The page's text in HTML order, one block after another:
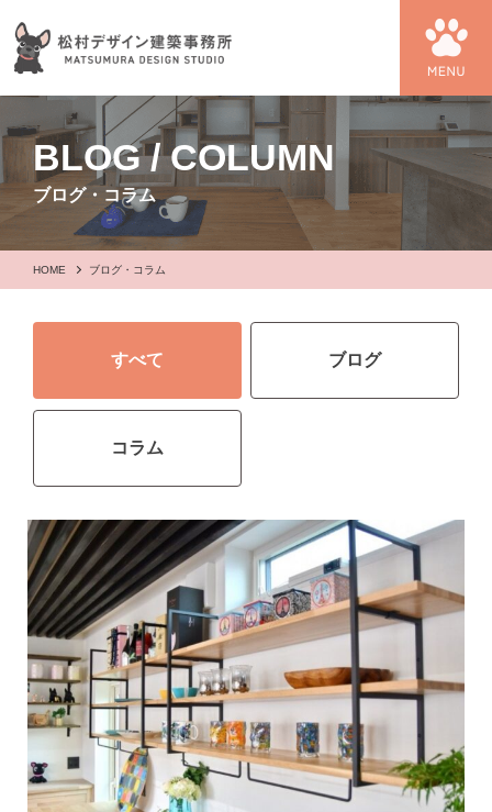
BLOG / COLUMN
ブログ・コラム
HOME ブログ・コラム
すべて ブログ
コラム